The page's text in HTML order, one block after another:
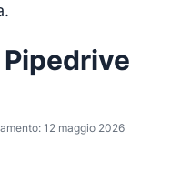
12 maggio 2026